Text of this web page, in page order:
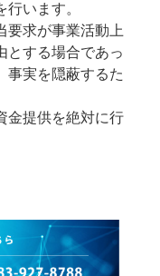
います。
要求が事業活動上
とする場合であっ
事実を隠蔽するた
金提供を絶対に行